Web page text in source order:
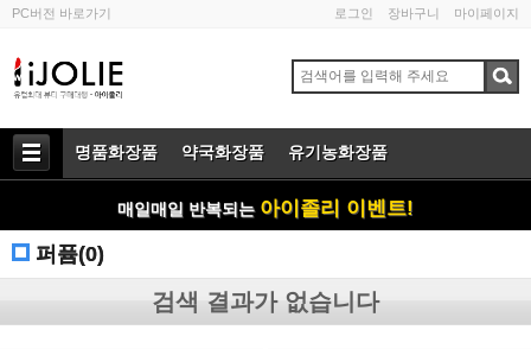
PC버전 바로가기 로그인 장바구니 마이페이지
명품화장품 약국화장품 유기농화장품
매일매일 반복되는 아이졸리 이벤트!
퍼퓸(0)
검색 결과가 없습니다